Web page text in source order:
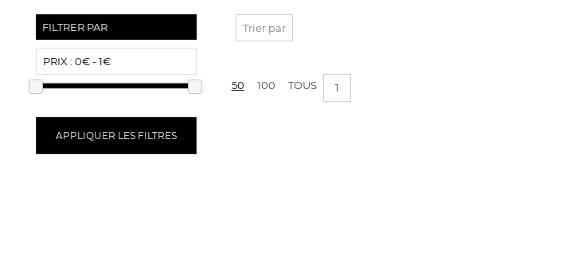
FILTRER PAR
PRIX : 0€ - 1€
APPLIQUER LES FILTRES
Trier par
50 100 TOUS 1